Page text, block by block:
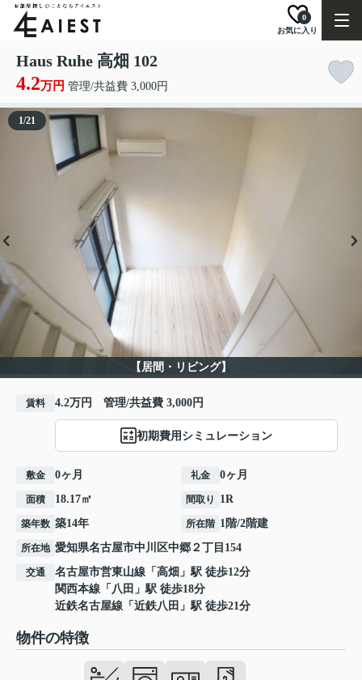
お気に入り
0
Haus Ruhe 高畑 102
4.2万円 管理/共益費 3,000円
【居間・リビング】
1/21
賃料 4.2万円 管理/共益費 3,000円
初期費用シミュレーション
敷金 0ヶ月 礼金 0ヶ月
面積 18.17㎡ 間取り 1R
築年数 築14年 所在階 1階/2階建
所在地 愛知県名古屋市中川区中郷 ２丁目154
交通 名古屋市営東山線 「 高畑 」駅 徒歩12分
関西本線 「 八田 」駅 徒歩18分
近鉄名古屋線 「 近鉄八田 」駅 徒歩21分
物件の特徴